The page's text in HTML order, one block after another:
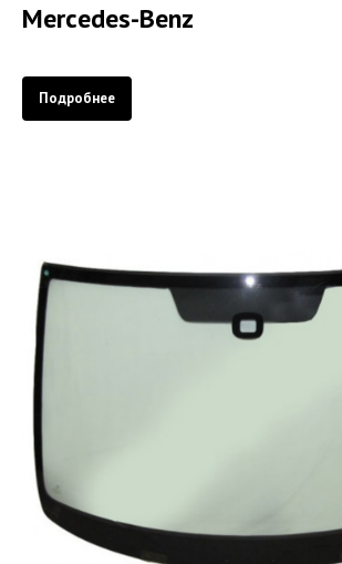
Mercedes-Benz
Подробнее